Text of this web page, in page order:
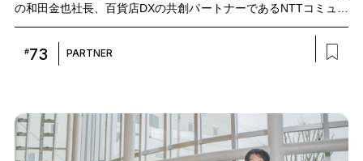
の和田金也社長、百貨店DXの共創パートナーであるNTTコミュニ
ケーションズ（以下、NTT Com） 第四ビジネスソリューション
部の古川敦担当部長、足立楽斗、NTTコノキューの山﨑美佐に、
外商顧客向けのリモート接客による新たな体験創出のプロジェク
#73 PARTNER